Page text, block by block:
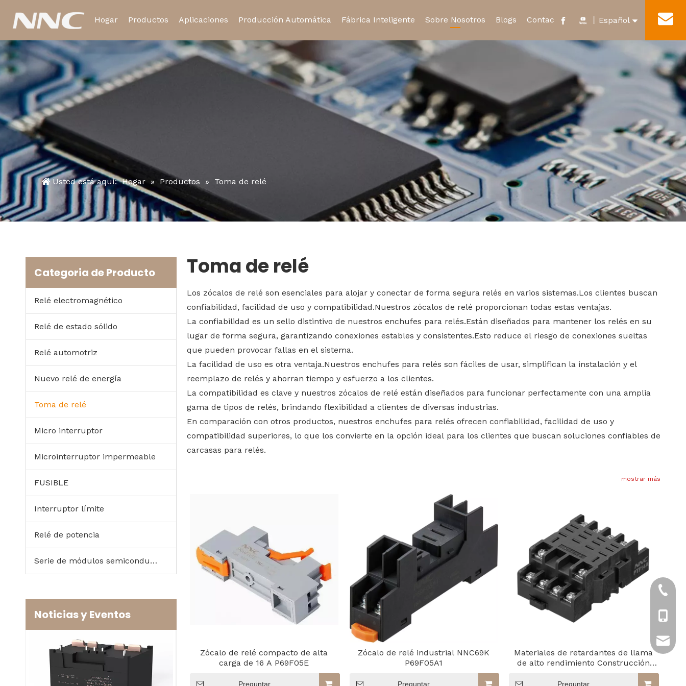
Hogar Productos
Relé electromagnético Relé de estado sólido Relé automotriz Nuevo Relevo de Energía
Toma de relé Micro interruptor Microinterruptor impermeable
Aplicaciones Producción Automática Fábrica Inteligente Sobre Nosotros
Certificado y Honor
Blogs Contacto Español
العربية
Pусский
Português
Italiano
Bahasa indonesia
Usted está aquí: Hogar » Productos » Toma de relé
Categoria de Producto
Relé electromagnético
Relé de estado sólido
Relé automotriz
Nuevo relé de energía
Toma de relé
Micro interruptor
Microinterruptor impermeable
FUSIBLE
Interruptor límite
Relé de potencia
Serie de módulos semiconductores de potencia
Noticias y Eventos
Toma de relé
Los zócalos de relé son esenciales para alojar y conectar de forma segura relés en varios sistemas.Los clientes buscan
confiabilidad, facilidad de uso y compatibilidad.Nuestros zócalos de relé proporcionan todas estas ventajas.
La confiabilidad es un sello distintivo de nuestros enchufes para relés.Están diseñados para mantener los relés en su
lugar de forma segura, garantizando conexiones estables y consistentes.Esto reduce el riesgo de conexiones sueltas
que pueden provocar fallas en el sistema.
La facilidad de uso es otra ventaja.Nuestros enchufes para relés son fáciles de usar, simplifican la instalación y el
reemplazo de relés y ahorran tiempo y esfuerzo a los clientes.
La compatibilidad es clave y nuestros zócalos de relé están diseñados para funcionar perfectamente con una amplia
gama de tipos de relés, brindando flexibilidad a clientes de diversas industrias.
En comparación con otros productos, nuestros enchufes para relés ofrecen confiabilidad, facilidad de uso y
compatibilidad superiores, lo que los convierte en la opción ideal para los clientes que buscan soluciones confiables de
carcasas para relés.
mostrar más
Zócalo de relé compacto de alta
carga de 16 A P69F05E
Preguntar
Zócalo de relé industrial NNC69K
P69F05A1
Preguntar
Materiales de retardantes de llama
de alto rendimiento Construcción
Preguntar
+86-